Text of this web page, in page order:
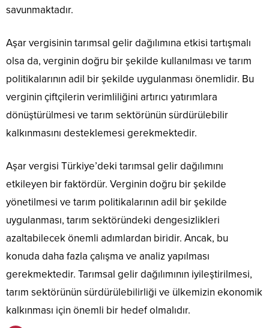
savunmaktadır.
Aşar vergisinin tarımsal gelir dağılımına etkisi tartışmalı
olsa da, verginin doğru bir şekilde kullanılması ve tarım
politikalarının adil bir şekilde uygulanması önemlidir. Bu
verginin çiftçilerin verimliliğini artırıcı yatırımlara
dönüştürülmesi ve tarım sektörünün sürdürülebilir
kalkınmasını desteklemesi gerekmektedir.
Aşar vergisi Türkiye’deki tarımsal gelir dağılımını
etkileyen bir faktördür. Verginin doğru bir şekilde
yönetilmesi ve tarım politikalarının adil bir şekilde
uygulanması, tarım sektöründeki dengesizlikleri
azaltabilecek önemli adımlardan biridir. Ancak, bu
konuda daha fazla çalışma ve analiz yapılması
gerekmektedir. Tarımsal gelir dağılımının iyileştirilmesi,
tarım sektörünün sürdürülebilirliği ve ülkemizin ekonomik
kalkınması için önemli bir hedef olmalıdır.